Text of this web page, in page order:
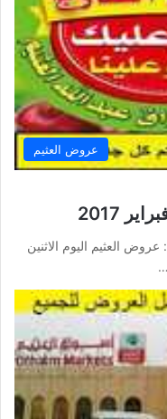
عروض العثيم
عروض العثيم اليوم الاثنين 20 فبراير 2017 : عروض العثيم اليوم الاثنين